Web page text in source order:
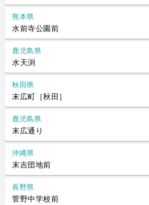
熊本県
水前寺公園前
鹿児島県
水天渕
秋田県
末広町［秋田］
鹿児島県
末広通り
沖縄県
末吉団地前
長野県
菅野中学校前